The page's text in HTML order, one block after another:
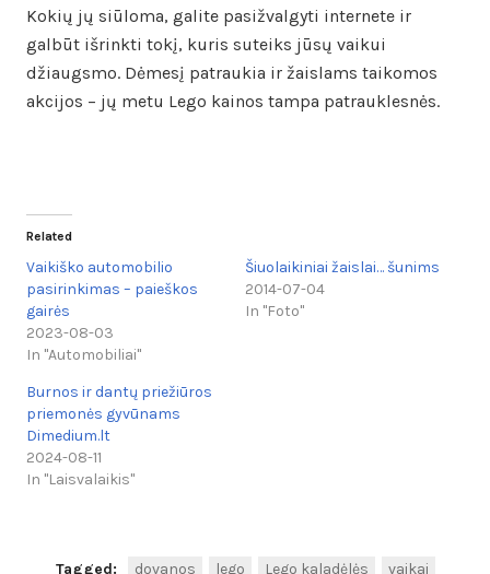
Kokių jų siūloma, galite pasižvalgyti internete ir
galbūt išrinkti tokį, kuris suteiks jūsų vaikui
džiaugsmo. Dėmesį patraukia ir žaislams taikomos
akcijos – jų metu Lego kainos tampa patrauklesnės.
Related
Vaikiško automobilio
pasirinkimas – paieškos
gairės
2023-08-03
In "Automobiliai"
Šiuolaikiniai žaislai… šunims
2014-07-04
In "Foto"
Burnos ir dantų priežiūros
priemonės gyvūnams
Dimedium.lt
2024-08-11
In "Laisvalaikis"
Tagged: dovanos lego Lego kaladėlės vaikai